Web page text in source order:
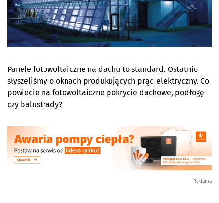
Panele fotowoltaiczne na dachu to standard. Ostatnio
słyszeliśmy o oknach produkujących prąd elektryczny. Co
powiecie na fotowoltaiczne pokrycie dachowe, podłogę
czy balustrady?
Reklama